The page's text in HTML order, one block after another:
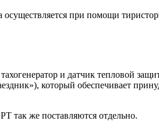
при помощи
и датчик тепловой
который обеспечивает
так же поставляются отдельно.